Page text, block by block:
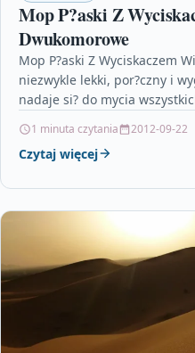
Mop P?aski Z
Dwukomorowe
Mop P?aski Z Wyciskaczem
niezwykle lekki, por?czny i
nadaje si? do mycia
1 minuta czytania 2012-09-22
Czytaj więcej